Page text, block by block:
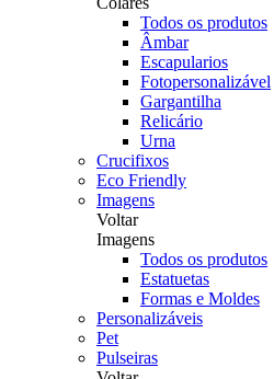
Todos os produtos
Âmbar
Escapularios
Fotopersonalizável
Gargantilha
Relicário
Urna
Crucifixos
Eco Friendly
Imagens
Voltar
Imagens
Todos os produtos
Estatuetas
Formas e Moldes
Personalizáveis
Pet
Pulseiras